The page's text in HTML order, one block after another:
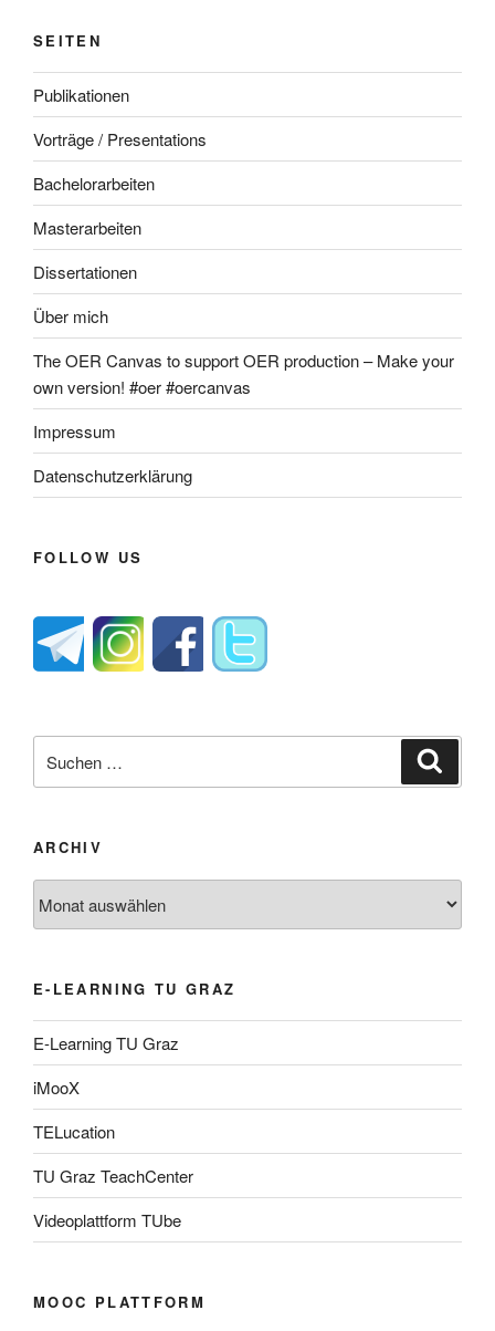
SEITEN
Publikationen
Vorträge / Presentations
Bachelorarbeiten
Masterarbeiten
Dissertationen
Über mich
The OER Canvas to support OER production – Make your
own version! #oer #oercanvas
Impressum
Datenschutzerklärung
FOLLOW US
nach:
ARCHIV
E-LEARNING TU GRAZ
E-Learning TU Graz
iMooX
TELucation
TU Graz TeachCenter
Videoplattform TUbe
MOOC PLATTFORM